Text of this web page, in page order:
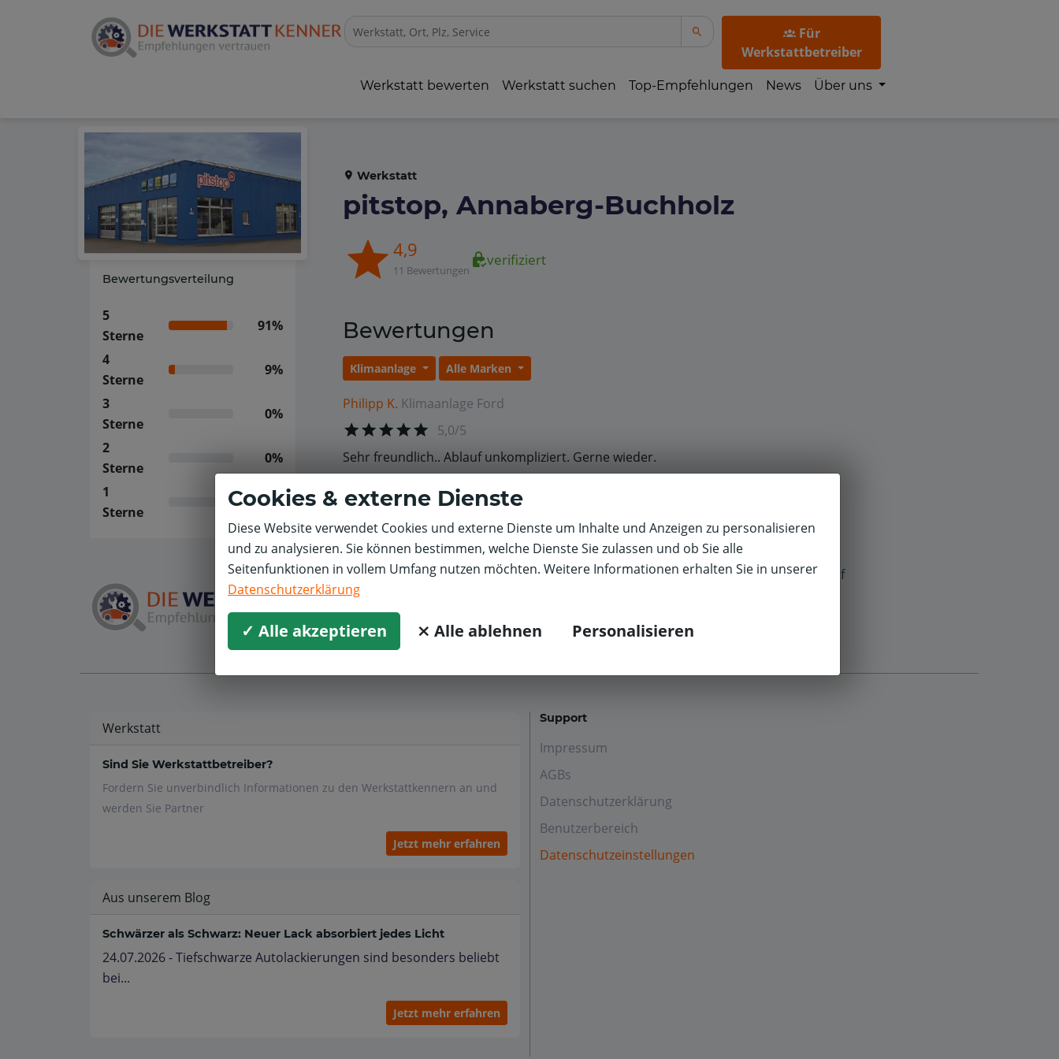
Für
Werkstattbetreiber
Werkstatt bewerten Werkstatt suchen Top-Empfehlungen News Über uns
Bewertungsverteilung
5
Sterne
91%
4
Sterne
9%
3
Sterne
0%
2
Sterne
0%
1
Sterne
0%
Werkstatt
pitstop, Annaberg-Buchholz
4,9
11 Bewertungen
verifiziert
Bewertungen
Klimaanlage Alle Marken
Philipp K. Klimaanlage Ford
5,0/5
Sehr freundlich.. Ablauf unkompliziert. Gerne wieder.
Werkstatt
Sind Sie Werkstattbetreiber?
Fordern Sie unverbindlich Informationen zu den Werkstattkennern an und
werden Sie Partner
Jetzt mehr erfahren
Aus unserem Blog
Schwärzer als Schwarz: Neuer Lack absorbiert jedes Licht
24.07.2026 - Tiefschwarze Autolackierungen sind besonders beliebt
bei...
Jetzt mehr erfahren
Support
Impressum
AGBs
Datenschutzerklärung
Benutzerbereich
Datenschutzeinstellungen
Cookies & externe Dienste
Diese Website verwendet Cookies und externe Dienste um Inhalte und Anzeigen zu personalisieren
und zu analysieren. Sie können bestimmen, welche Dienste Sie zulassen und ob Sie alle
Seitenfunktionen in vollem Umfang nutzen möchten. Weitere Informationen erhalten Sie in unserer
Datenschutzerklärung
✓ Alle akzeptieren ⨯ Alle ablehnen Personalisieren
f